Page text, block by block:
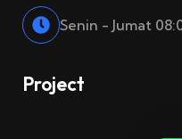
Senin - Jumat
Project